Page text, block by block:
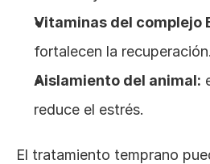
Vitaminas del complejo
fortalecen la recuperación.
Aislamiento del animal:
reduce el estrés.
El tratamiento temprano